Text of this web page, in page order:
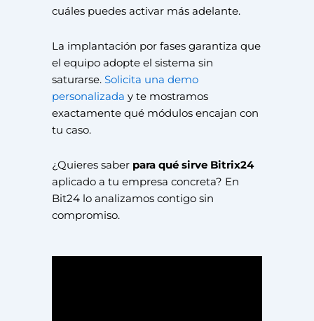
cuáles puedes activar más adelante.
La implantación por fases garantiza que
el equipo adopte el sistema sin
saturarse. Solicita una demo
personalizada y te mostramos
exactamente qué módulos encajan con
tu caso.
¿Quieres saber para qué sirve Bitrix24
aplicado a tu empresa concreta? En
Bit24 lo analizamos contigo sin
compromiso.